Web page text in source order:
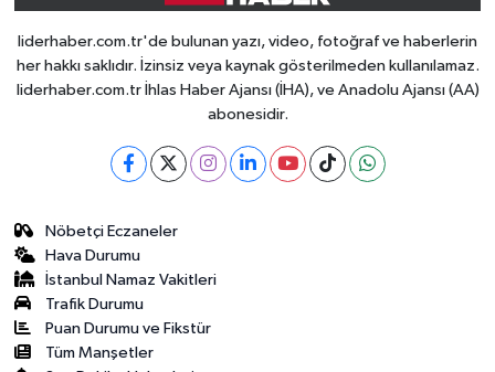
liderhaber.com.tr'de bulunan yazı, video, fotoğraf ve haberlerin
her hakkı saklıdır. İzinsiz veya kaynak gösterilmeden kullanılamaz.
liderhaber.com.tr İhlas Haber Ajansı (İHA), ve Anadolu Ajansı (AA)
abonesidir.
Nöbetçi Eczaneler
Hava Durumu
İstanbul Namaz Vakitleri
Trafik Durumu
Puan Durumu ve Fikstür
Tüm Manşetler